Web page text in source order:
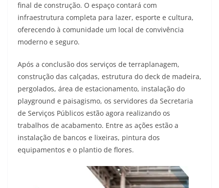
final de construção. O espaço contará com
infraestrutura completa para lazer, esporte e cultura,
oferecendo à comunidade um local de convivência
moderno e seguro.
Após a conclusão dos serviços de terraplanagem,
construção das calçadas, estrutura do deck de madeira,
pergolados, área de estacionamento, instalação do
playground e paisagismo, os servidores da Secretaria
de Serviços Públicos estão agora realizando os
trabalhos de acabamento. Entre as ações estão a
instalação de bancos e lixeiras, pintura dos
equipamentos e o plantio de flores.